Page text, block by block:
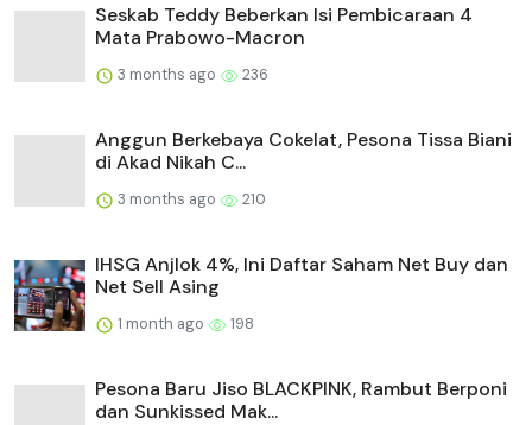
Seskab Teddy Beberkan Isi Pembicaraan 4
Mata Prabowo-Macron
3 months ago 236
Anggun Berkebaya Cokelat, Pesona Tissa Biani
di Akad Nikah C...
3 months ago 210
IHSG Anjlok 4%, Ini Daftar Saham Net Buy dan
Net Sell Asing
1 month ago 198
Pesona Baru Jiso BLACKPINK, Rambut Berponi
dan Sunkissed Mak...